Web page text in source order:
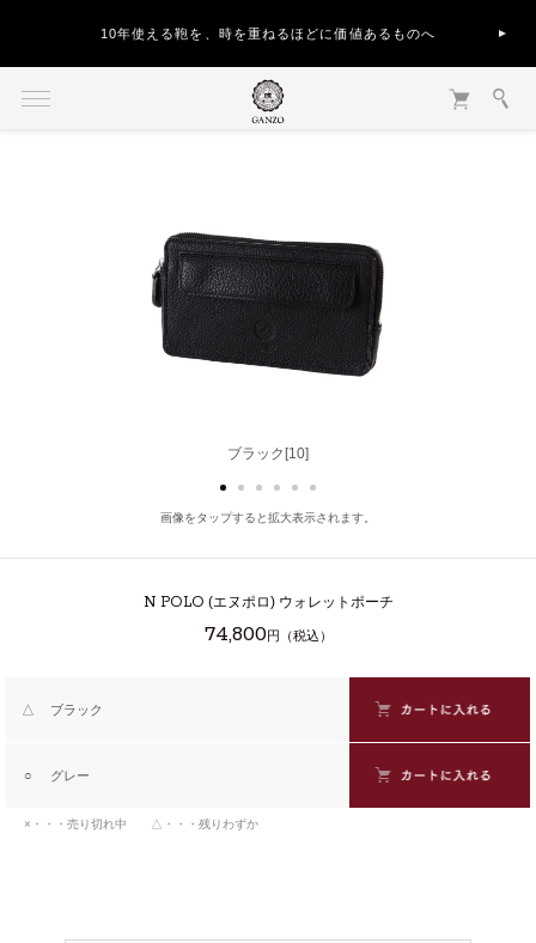
10年使える鞄を、時を重ねるほどに価値あるものへ
ブラック[10]
グレー[20]
画像をタップすると拡大表示されます。
N POLO (エヌポロ) ウォレットポーチ
74,800円（税込）
△ ブラック
○ グレー
×・・・売り切れ中 △・・・残りわずか